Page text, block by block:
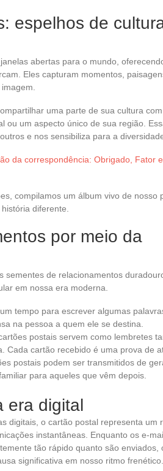
espelhos de
abertas para o mundo,
Eles capturam momentos,
uma parte de sua cultura
ou um aspecto único de sua região.
e nos sensibiliza para a
da correspondência: Obrigado, Fator
compilamos um álbum vivo de nosso
diferente.
por meio da
sementes de relacionamentos
em nossa era moderna.
tempo para escrever algumas
na pessoa a quem ele se destina.
postais servem como lembretes
Cada cartão recebido é uma prova de
postais podem ser transmitidos de
para aqueles que vêm depois.
era digital
digitais, o cartão postal representa um
instantâneas. Enquanto os e-
tão rápido quanto são enviados,
significativa em nosso ritmo frenético.